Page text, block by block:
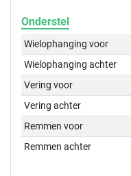
Onderstel
Wielophanging voor
Wielophanging achter
Vering voor
Vering achter
Remmen voor
Remmen achter